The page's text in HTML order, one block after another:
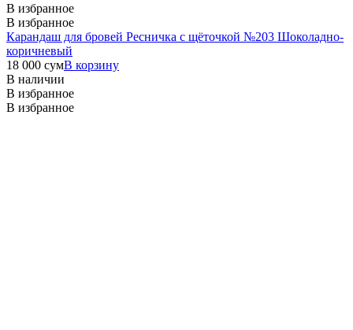
В избранное
В избранное
Карандаш для бровей Ресничка с щёточкой №203 Шоколадно-
коричневый
18 000 сумВ корзину
В наличии
В избранное
В избранное